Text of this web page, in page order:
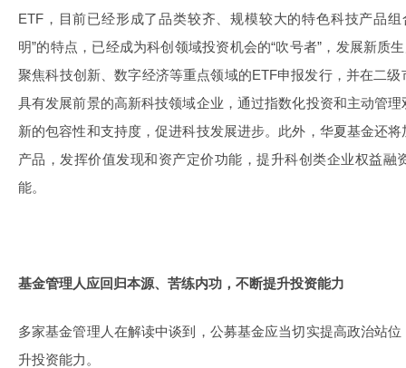
ETF，目前已经形成了品类较齐、规模较大的特色科技产品
明”的特点，已经成为科创领域投资机会的“吹号者”，发展新质
聚焦科技创新、数字经济等重点领域的ETF申报发行，并在二
具有发展前景的高新科技领域企业，通过指数化投资和主动管
新的包容性和支持度，促进科技发展进步。此外，华夏基金还
产品，发挥价值发现和资产定价功能，提升科创类企业权益融
能。
基金管理人应回归本源、苦练内功，不断提升投资能力
多家基金管理人在解读中谈到，公募基金应当切实提高政治站
升投资能力。